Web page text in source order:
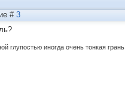
# 3
глупостью иногда очень тонкая грань.